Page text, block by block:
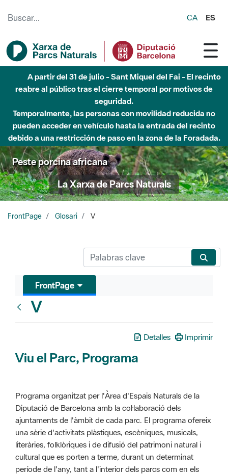
CA ES
A partir del 31 de julio - Sant Miquel del Fai - El recinto
reabre al público tras el cierre temporal por motivos de
seguridad.
Temporalmente, las personas con movilidad reducida no
pueden acceder en vehículo hasta la entrada del recinto
debido a una restricción de paso en la zona de la Foradada.
Peste porcina africana
La Xarxa de Parcs Naturals
FrontPage Glosari V
FrontPage
V
Detalles Imprimir
Viu el Parc, Programa
Programa organitzat per l'Àrea d'Espais Naturals de la
Diputació de Barcelona amb la col·laboració dels
ajuntaments de l'àmbit de cada parc. El programa ofereix
una sèrie d'activitats plàstiques, escèniques, musicals,
literàries, folklòriques i de difusió del patrimoni natural i
cultural que es porten a terme, durant un determinat
període de l'any, tant a l'interior dels parcs com en els